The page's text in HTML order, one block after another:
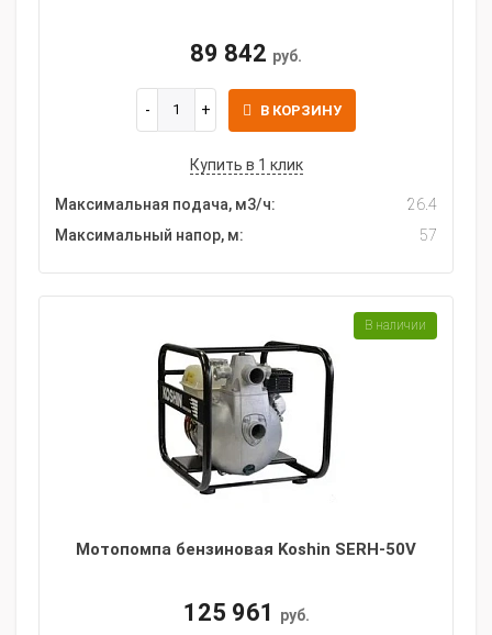
89 842 руб.
В КОРЗИНУ
Купить в 1 клик
Максимальная подача, м3/ч:
26.4
Максимальный напор, м:
57
Мотопомпа бензиновая Koshin SERH-50V
125 961 руб.
В наличии